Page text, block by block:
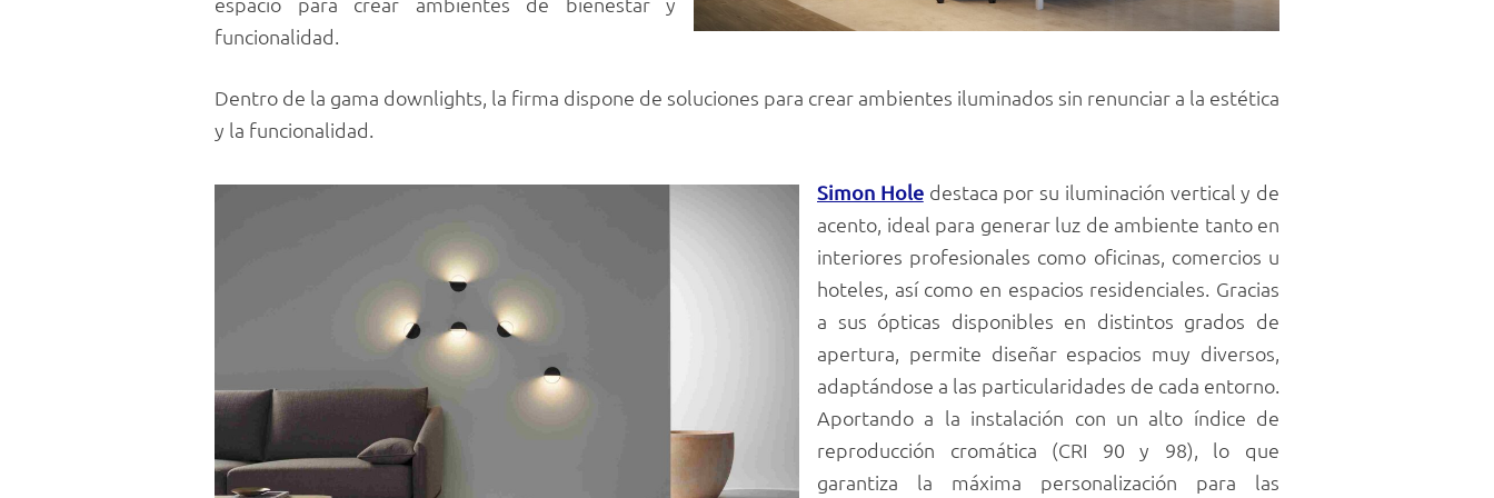
funcionalidad.
Dentro de la gama downlights, la firma dispone de soluciones para crear ambientes iluminados sin renunciar a la estética
y la funcionalidad.
Simon Holedestaca por su iluminación vertical y de
acento, ideal para generar luz de ambiente tanto en
interiores profesionales como oficinas, comercios u
hoteles, así como en espacios residenciales. Gracias
a sus ópticas disponibles en distintos grados de
apertura, permite diseñar espacios muy diversos,
adaptándose a las particularidades de cada entorno.
Aportando a la instalación con un alto índice de
reproducción cromática (CRI 90 y 98), lo que
garantiza la máxima personalización para las